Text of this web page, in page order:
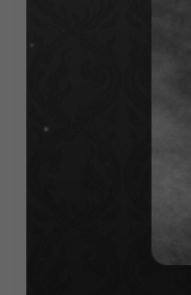
ความทรงจำจา
เริ่มผูกพันกับฤท
ในขณะที่ฤทธิ์ใช้
เล่าเติมเต็มคว
ของทั้งสองก็ลึก
ออกแบบในธุรกิ
ให้ฤทธิ์กับเพียว
จนทั้งคู่ได้ใช้ชีวิต